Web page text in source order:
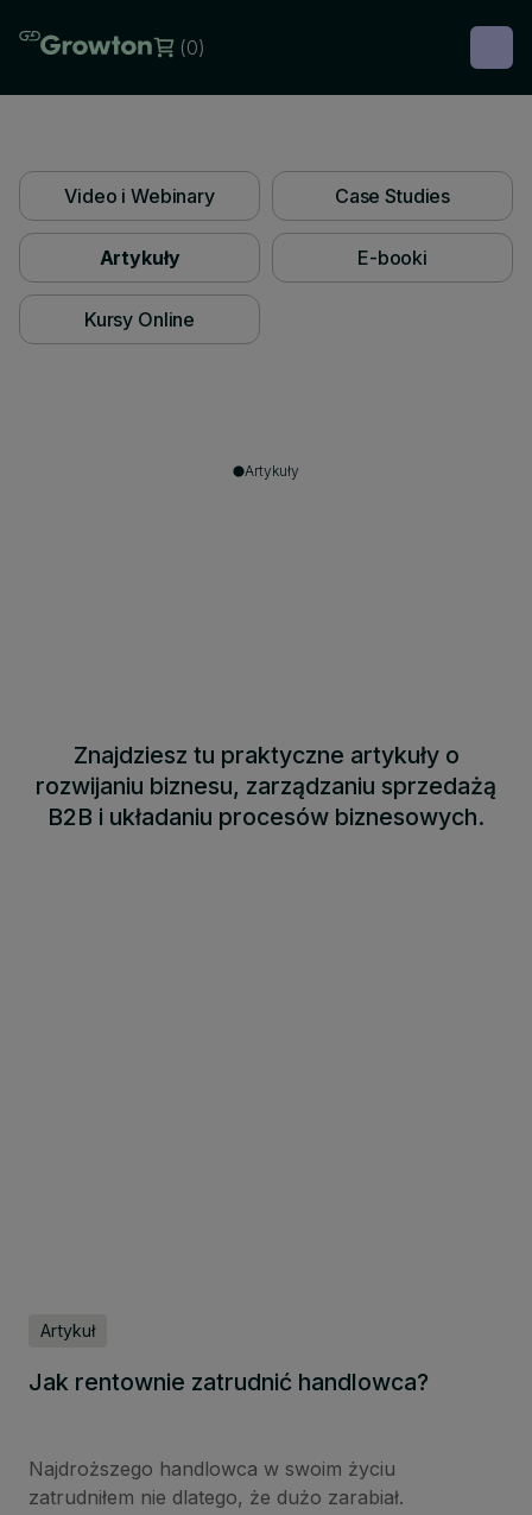
(0)
Video i Webinary Case Studies
Artykuły E-booki
Kursy Online
Artykuły
Znajdziesz tu praktyczne artykuły o
rozwijaniu biznesu, zarządzaniu sprzedażą
B2B i układaniu procesów biznesowych.
Artykuł
Jak rentownie zatrudnić handlowca?
Najdroższego handlowca w swoim życiu
zatrudniłem nie dlatego, że dużo zarabiał.